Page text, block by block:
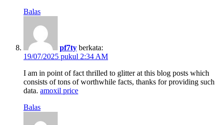
Balas
pf7ty berkata:
19/07/2025 pukul 2:34 AM
I am in point of fact thrilled to glitter at this blog posts which
consists of tons of worthwhile facts, thanks for providing such
data. amoxil price
Balas